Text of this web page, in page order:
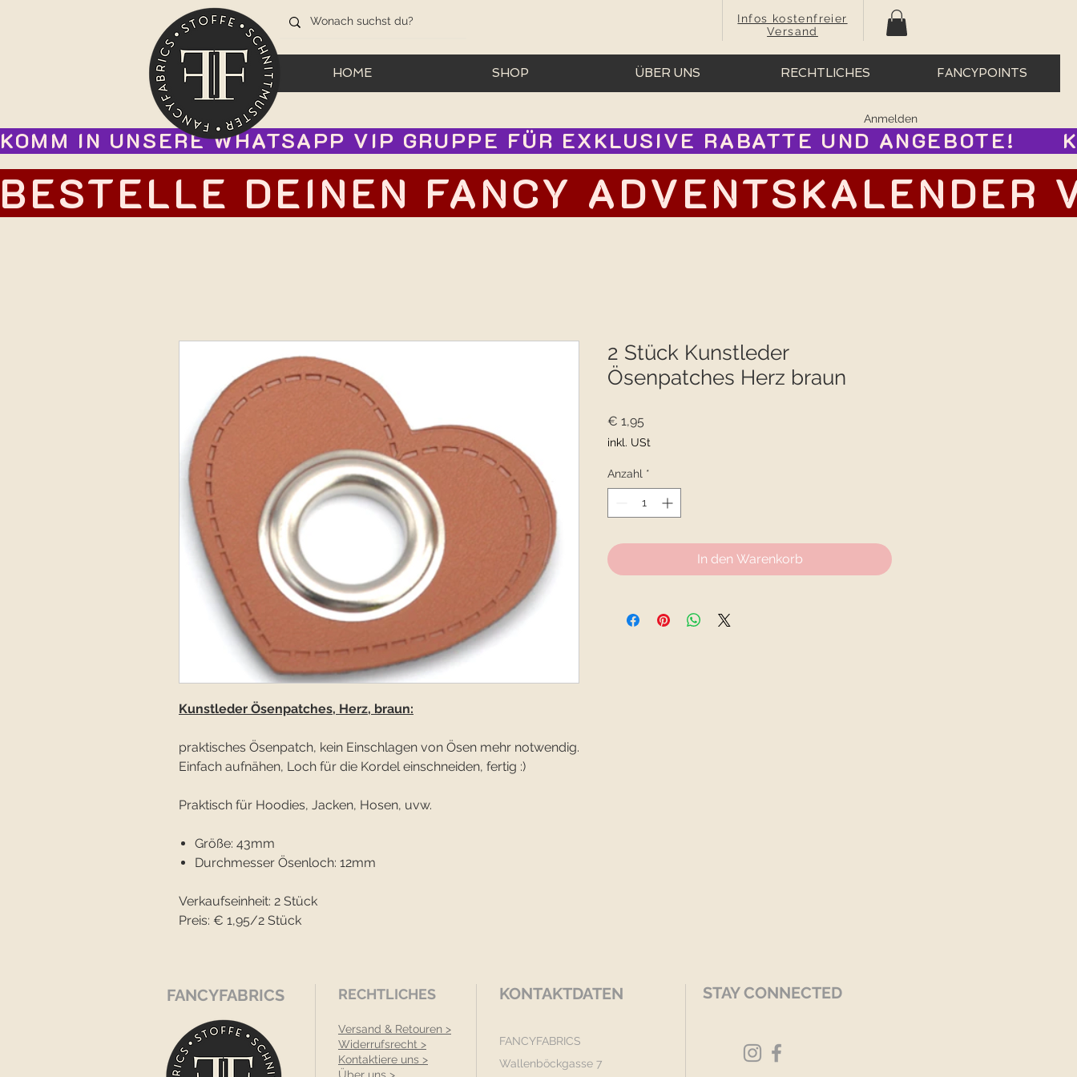
Infos kostenfreier
Versand
HOME SHOP ÜBER UNS RECHTLICHES FANCYPOINTS
Anmelden
KOMM IN UNSERE WHATSAPP VIP GRUPPE FÜR EXKLUSIVE RABATTE UND ANGEBOTE!
BESTELLE DEINEN FANCY
Kunstleder Ösenpatches, Herz, braun:
praktisches Ösenpatch, kein Einschlagen von Ösen mehr notwendig.
Einfach aufnähen, Loch für die Kordel einschneiden, fertig :)
Praktisch für Hoodies, Jacken, Hosen, uvw.
Größe: 43mm
Durchmesser Ösenloch: 12mm
Verkaufseinheit: 2 Stück
Preis: € 1,95/2 Stück
2 Stück Kunstleder
Ösenpatches Herz braun
€ 1,95
inkl. USt
Anzahl *
In den Warenkorb
FANCYFABRICS RECHTLICHES
Versand & Retouren >
Widerrufsrecht >
Kontaktiere uns >
KONTAKTDATEN
FANCYFABRICS
Wallenböckgasse 7
STAY CONNECTED